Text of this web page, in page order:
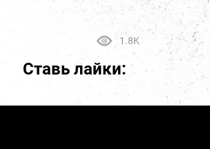
1.8K
Ставь лайки: